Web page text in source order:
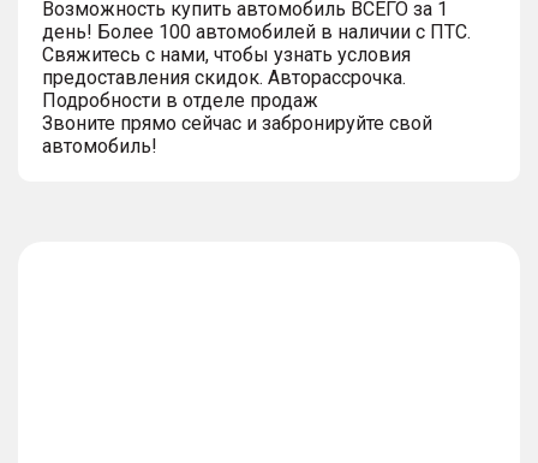
Возможность купить автомобиль ВСЕГО за 1
день! Более 100 автомобилей в наличии с ПТС.
Свяжитесь с нами, чтобы узнать условия
предоставления скидок. Авторассрочка.
Подробности в отделе продаж
Звоните прямо сейчас и забронируйте свой
автомобиль!